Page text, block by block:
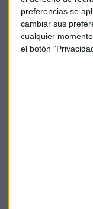
preferencias se
cambiar sus
cualquier
el botón
Sin embargo,
goza de tan
esto ocurre en el
cotiza “al doble de